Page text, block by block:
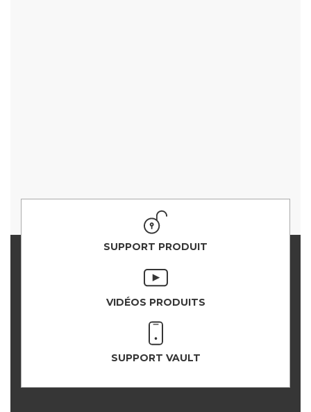
SUPPORT PRODUIT
VIDÉOS PRODUITS
SUPPORT VAULT